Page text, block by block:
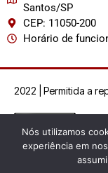
Santos/SP
CEP: 11050-200
Horário de
2022 | Permitida a
Nós utilizamos
experiência em